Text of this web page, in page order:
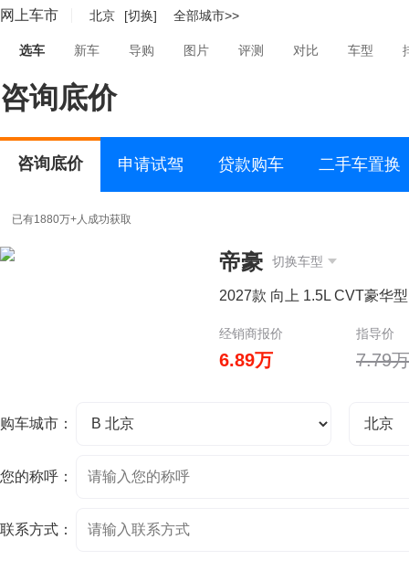
网上车市 北京 [切换] 全部城市>>
选车 新车 导购 图片 评测 对比 车型
咨询底价
咨询底价 申请试驾 贷款购车 二手车置换
已有1880万+人成功获取
帝豪 切换车型
2027款 向上 1.5L CVT豪华型
经销商报价 指导价
6.89万 7.79万
购车城市：
您的称呼：
联系方式：